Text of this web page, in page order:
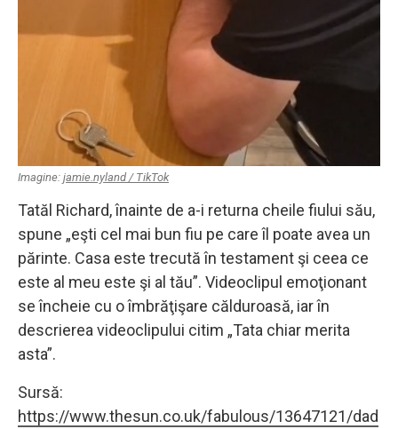
Imagine: jamie.nyland / TikTok
Tatăl Richard, înainte de a-i returna cheile fiului său,
spune „eşti cel mai bun fiu pe care îl poate avea un
părinte. Casa este trecută în testament şi ceea ce
este al meu este şi al tău”. Videoclipul emoţionant
se încheie cu o îmbrăţişare călduroasă, iar în
descrierea videoclipului citim „Tata chiar merita
asta”.
Sursă:
https://www.thesun.co.uk/fabulous/13647121/dad